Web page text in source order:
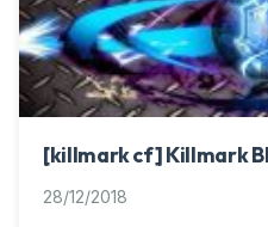
[killmark cf] Killmark
28/12/2018